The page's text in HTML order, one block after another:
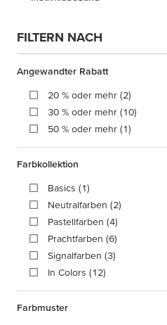
FILTERN NACH
Angewandter Rabatt
20 % oder mehr (2)
30 % oder mehr (10)
50 % oder mehr (1)
Farbkollektion
Basics (1)
Neutralfarben (2)
Pastellfarben (4)
Prachtfarben (6)
Signalfarben (3)
In Colors (12)
Farbmuster